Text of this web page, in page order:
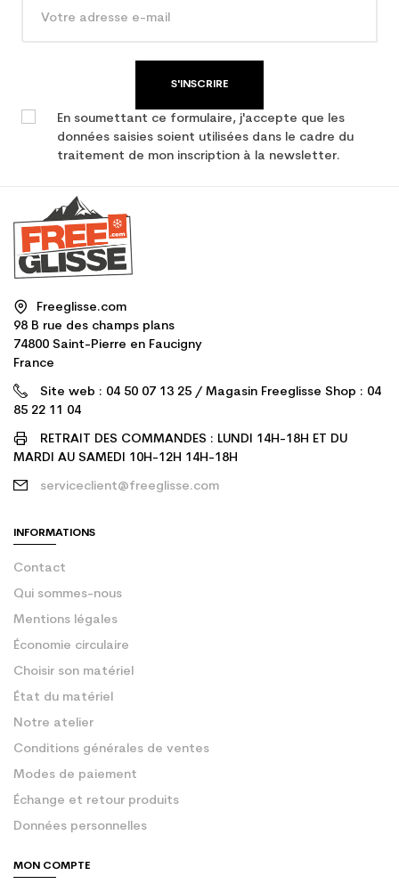
S'INSCRIRE
En soumettant ce formulaire, j'accepte que les
données saisies soient utilisées dans le cadre du
traitement de mon inscription à la newsletter.
Freeglisse.com
98 B rue des champs plans
74800 Saint-Pierre en Faucigny
France
Site web : 04 50 07 13 25 / Magasin Freeglisse Shop : 04
85 22 11 04
RETRAIT DES COMMANDES : LUNDI 14H-18H ET DU
MARDI AU SAMEDI 10H-12H 14H-18H
serviceclient@freeglisse.com
INFORMATIONS
Contact
Qui sommes-nous
Mentions légales
Économie circulaire
Choisir son matériel
État du matériel
Notre atelier
Conditions générales de ventes
Modes de paiement
Échange et retour produits
Données personnelles
MON COMPTE